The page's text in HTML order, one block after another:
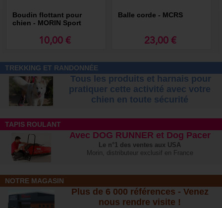
Boudin flottant pour
chien - MORIN Sport
10,00 €
Balle corde - MCRS
23,00 €
TREKKING ET RANDONNÉE
Tous les produits et harnais pour
pratiquer cette activité avec votre
chien en toute sécurité
TAPIS ROULANT
Avec DOG RUNNER et Dog Pacer
Le n°1 des ventes aux USA
Morin, distributeur exclusif en France
NOTRE MAGASIN
Plus de 6 000 références - Venez
nous rendre visite !